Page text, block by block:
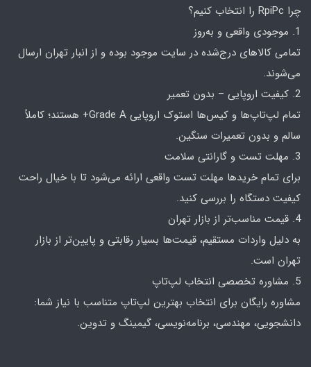
چرا RpiPc را انتخاب کنیم؟
1. موجودی واقعی و به‌روز
تمامی کالاهای درج‌شده در سایت موجود بوده و از انبار تهران ارسال
می‌شوند.
2. کیفیت اروپایی – بدون تعمیر
تمام لپ‌تاپ‌ها و کیس‌ها استوک اروپایی Grade A+ هستند؛ کاملاً
سالم و بدون تعمیرات سنگین.
3. مهلت تست و گارانتی سلامت
برای تمام خریدها مهلت تست واقعی ارائه می‌شود تا با خیال راحت
کیفیت دستگاه را بررسی کنید.
4. قیمت مناسب‌تر از بازار تهران
به دلیل واردات مستقیم، قیمت‌ها بسیار رقابتی و پایین‌تر از بازار
تهران است.
5. مشاوره تخصصی انتخاب لپ‌تاپ
مشاوره رایگان برای انتخاب بهترین لپ‌تاپ متناسب با نیاز شما:
دانشجویی، مهندسی، برنامه‌نویسی، گیمینگ و تدوین.